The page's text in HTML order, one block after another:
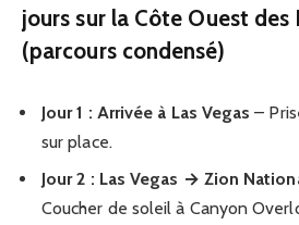
jours sur la Côte Ouest des
(parcours condensé)
Jour 1 : Arrivée à Las Vegas –
sur place.
Jour 2 : Las Vegas → Zion
Coucher de soleil à Canyon